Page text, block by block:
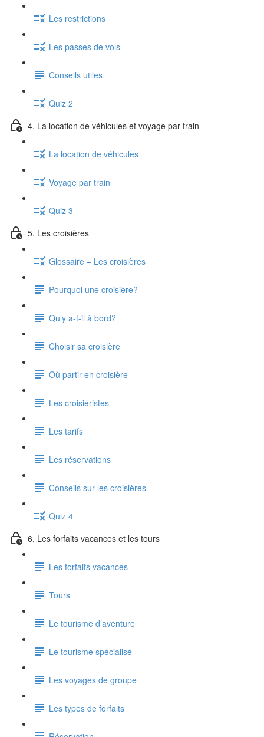
Les restrictions
Les passes de vols
Conseils utiles
Quiz 2
4. La location de véhicules et voyage par train
La location de véhicules
Voyage par train
Quiz 3
5. Les croisières
Glossaire – Les croisières
Pourquoi une croisière?
Qu’y a-t-il à bord?
Choisir sa croisière
Où partir en croisière
Les croisiéristes
Les tarifs
Les réservations
Conseils sur les croisières
Quiz 4
6. Les forfaits vacances et les tours
Les forfaits vacances
Tours
Le tourisme d’aventure
Le tourisme spécialisé
Les voyages de groupe
Les types de forfaits